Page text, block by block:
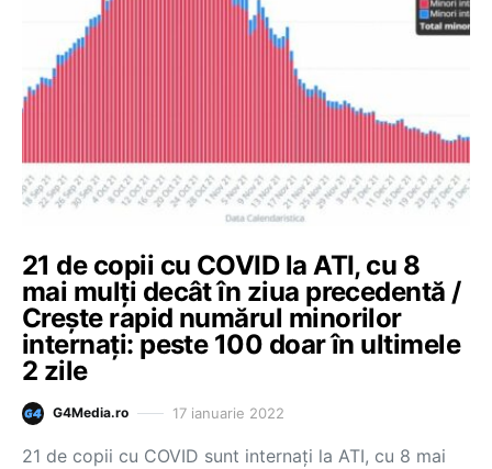
21 de copii cu COVID la ATI, cu 8
mai mulți decât în ziua precedentă /
Crește rapid numărul minorilor
internați: peste 100 doar în ultimele
2 zile
G4Media.ro 17 ianuarie 2022
21 de copii cu COVID sunt internați la ATI, cu 8 mai